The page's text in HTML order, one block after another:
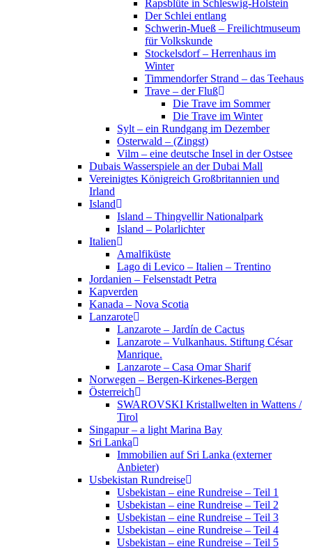
Rapsblüte in Schleswig-Holstein
Der Schlei entlang
Schwerin-Mueß – Freilichtmuseum
für Volkskunde
Stockelsdorf – Herrenhaus im
Winter
Timmendorfer Strand – das Teehaus
Trave – der Fluß
Die Trave im Sommer
Die Trave im Winter
Sylt – ein Rundgang im Dezember
Osterwald – (Zingst)
Vilm – eine deutsche Insel in der Ostsee
Dubais Wasserspiele an der Dubai Mall
Vereinigtes Königreich Großbritannien und
Irland
Island
Island – Thingvellir Nationalpark
Island – Polarlichter
Italien
Amalfiküste
Lago di Levico – Italien – Trentino
Jordanien – Felsenstadt Petra
Kapverden
Kanada – Nova Scotia
Lanzarote
Lanzarote – Jardín de Cactus
Lanzarote – Vulkanhaus. Stiftung César
Manrique.
Lanzarote – Casa Omar Sharif
Norwegen – Bergen-Kirkenes-Bergen
Österreich
SWAROVSKI Kristallwelten in Wattens /
Tirol
Singapur – a light Marina Bay
Sri Lanka
Immobilien auf Sri Lanka (externer
Anbieter)
Usbekistan Rundreise
Usbekistan – eine Rundreise – Teil 1
Usbekistan – eine Rundreise – Teil 2
Usbekistan – eine Rundreise – Teil 3
Usbekistan – eine Rundreise – Teil 4
Usbekistan – eine Rundreise – Teil 5